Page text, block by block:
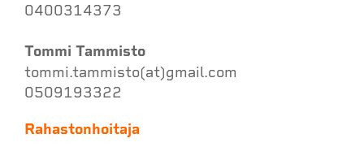
0400314373
Tommi Tammisto
tommi.tammisto(at)gmail.com
0509193322
Rahastonhoitaja